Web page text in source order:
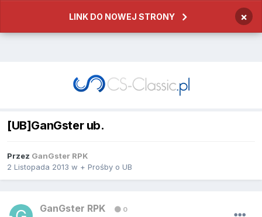
LINK DO NOWEJ STRONY ×
[UB]GanGster ub.
Przez GanGster RPK
2 Listopada 2013 w + Prośby o UB
GanGster RPK 0